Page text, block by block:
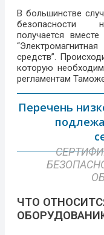
В большинстве
безопасности
получается
средств”.
которую
регламентам
Перечень
ЧТО